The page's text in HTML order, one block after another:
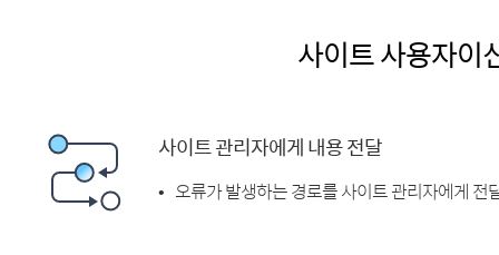
사이트 사용자이
사이트 관리자에게 내용 전달
오류가 발생하는 경로를 사이트 관리자에게 전